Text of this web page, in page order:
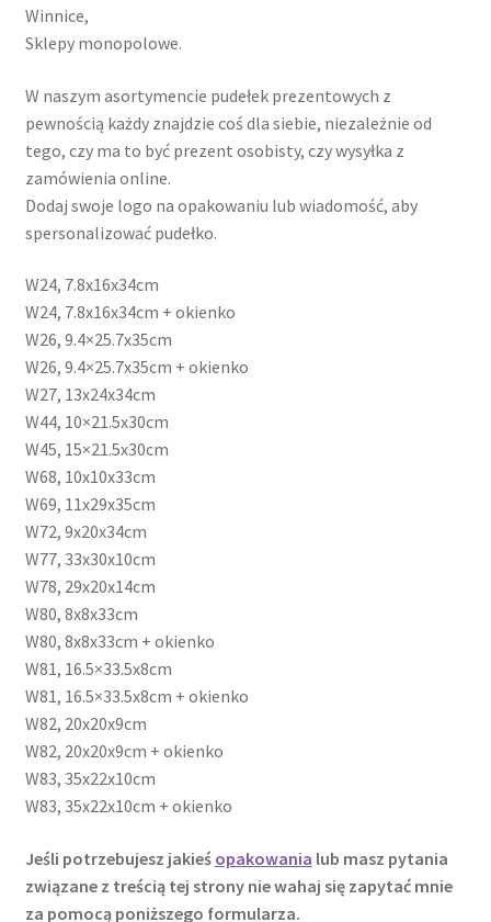
Winnice,
Sklepy monopolowe.
W naszym asortymencie pudełek prezentowych z
pewnością każdy znajdzie coś dla siebie, niezależnie od
tego, czy ma to być prezent osobisty, czy wysyłka z
zamówienia online.
Dodaj swoje logo na opakowaniu lub wiadomość, aby
spersonalizować pudełko.
W24, 7.8x16x34cm
W24, 7.8x16x34cm + okienko
W26, 9.4×25.7x35cm
W26, 9.4×25.7x35cm + okienko
W27, 13x24x34cm
W44, 10×21.5x30cm
W45, 15×21.5x30cm
W68, 10x10x33cm
W69, 11x29x35cm
W72, 9x20x34cm
W77, 33x30x10cm
W78, 29x20x14cm
W80, 8x8x33cm
W80, 8x8x33cm + okienko
W81, 16.5×33.5x8cm
W81, 16.5×33.5x8cm + okienko
W82, 20x20x9cm
W82, 20x20x9cm + okienko
W83, 35x22x10cm
W83, 35x22x10cm + okienko
Jeśli potrzebujesz jakieś opakowania lub masz pytania
związane z treścią tej strony nie wahaj się zapytać mnie
za pomocą poniższego formularza.